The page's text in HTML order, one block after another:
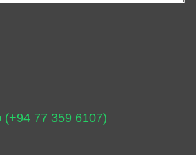
(+94 77 359 6107)